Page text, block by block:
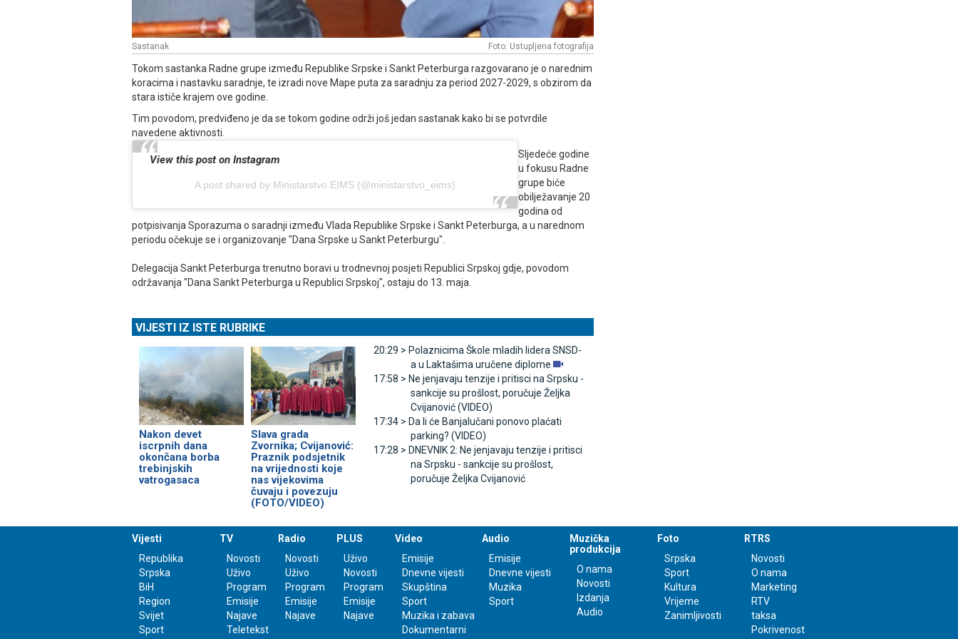
Sastanak Foto: Ustupljena fotografija
Tokom sastanka Radne grupe između Republike Srpske i Sankt Peterburga razgovarano je o narednim
koracima i nastavku saradnje, te izradi nove Mape puta za saradnju za period 2027-2029, s obzirom da
stara ističe krajem ove godine.
Tim povodom, predviđeno je da se tokom godine održi još jedan sastanak kako bi se potvrdile
navedene aktivnosti.
View this post on Instagram
A post shared by Ministarstvo EIMS (@ministarstvo_eims)
Sljedeće godine
u fokusu Radne
grupe biće
obilježavanje 20
godina od
potpisivanja Sporazuma o saradnji između Vlada Republike Srpske i Sankt Peterburga, a u narednom
periodu očekuje se i organizovanje "Dana Srpske u Sankt Peterburgu".
Delegacija Sankt Peterburga trenutno boravi u trodnevnoj posjeti Republici Srpskoj gdje, povodom
održavanja "Dana Sankt Peterburga u Republici Srpskoj", ostaju do 13. maja.
VIJESTI IZ ISTE RUBRIKE
Nakon devet
iscrpnih dana
okončana borba
trebinjskih
vatrogasaca
Slava grada
Zvornika; Cvijanović:
Praznik podsjetnik
na vrijednosti koje
nas vijekovima
čuvaju i povezuju
(FOTO/VIDEO)
20:29 > Polaznicima Škole mladih lidera SNSD-
a u Laktašima uručene diplome
17:58 > Ne jenjavaju tenzije i pritisci na Srpsku -
sankcije su prošlost, poručuje Željka
Cvijanović (VIDEO)
17:34 > Da li će Banjalučani ponovo plaćati
parking? (VIDEO)
17:28 > DNEVNIK 2: Ne jenjavaju tenzije i pritisci
na Srpsku - sankcije su prošlost,
poručuje Željka Cvijanović
Vijesti
Republika
Srpska
BiH
Region
Svijet
Sport
TV
Novosti
Uživo
Program
Emisije
Najave
Teletekst
Radio
Novosti
Uživo
Program
Emisije
Najave
PLUS
Uživo
Novosti
Program
Emisije
Najave
Video
Emisije
Dnevne vijesti
Skupština
Sport
Muzika i zabava
Dokumentarni
Audio
Emisije
Dnevne vijesti
Muzika
Sport
Muzička
produkcija
O nama
Novosti
Izdanja
Audio
Foto
Srpska
Sport
Kultura
Vrijeme
Zanimljivosti
RTRS
Novosti
O nama
Marketing
RTV
taksa
Pokrivenost